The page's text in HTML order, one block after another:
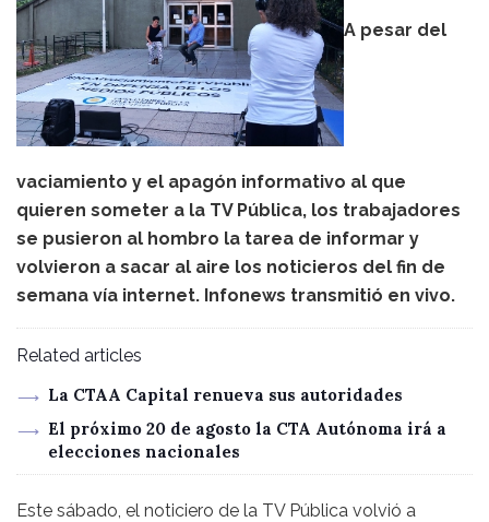
A pesar del
vaciamiento y el apagón informativo al que
quieren someter a la TV Pública, los trabajadores
se pusieron al hombro la tarea de informar y
volvieron a sacar al aire los noticieros del fin de
semana vía internet. Infonews transmitió en vivo.
Related articles
La CTAA Capital renueva sus autoridades
El próximo 20 de agosto la CTA Autónoma irá a
elecciones nacionales
Este sábado, el noticiero de la TV Pública volvió a